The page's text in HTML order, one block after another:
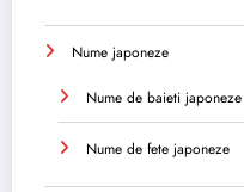
Nume japoneze
Nume de baieti japoneze
Nume de fete japoneze